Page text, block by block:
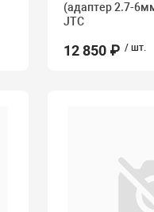
(адаптер 2.7-
JTC
12 850 ₽ / шт.